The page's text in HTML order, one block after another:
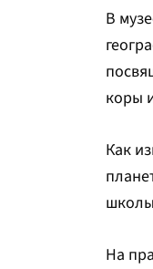
В
коры
Как
На